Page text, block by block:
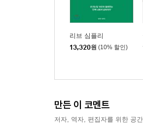
6 마이 스타일 그리고 타인
브롬톤과 아이덴티티 / 당
INFORMATION on
첫 만남, 아슬아슬하게 /
잠시 멈춤, pause / 우도에
리브 심플리
13,320원 (10% 할인)
만든 이 코멘트
저자, 역자, 편집자를 위한 공